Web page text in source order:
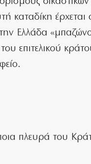
καταδίκη
Ελλάδα
επιτελικού
πλευρά του